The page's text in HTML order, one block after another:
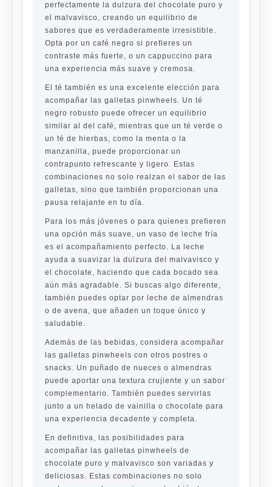
perfectamente la dulzura del chocolate puro y
el malvavisco, creando un equilibrio de
sabores que es verdaderamente irresistible.
Opta por un café negro si prefieres un
contraste más fuerte, o un cappuccino para
una experiencia más suave y cremosa.
El té también es una excelente elección para
acompañar las galletas pinwheels. Un té
negro robusto puede ofrecer un equilibrio
similar al del café, mientras que un té verde o
un té de hierbas, como la menta o la
manzanilla, puede proporcionar un
contrapunto refrescante y ligero. Estas
combinaciones no solo realzan el sabor de las
galletas, sino que también proporcionan una
pausa relajante en tu día.
Para los más jóvenes o para quienes prefieren
una opción más suave, un vaso de leche fría
es el acompañamiento perfecto. La leche
ayuda a suavizar la dulzura del malvavisco y
el chocolate, haciendo que cada bocado sea
aún más agradable. Si buscas algo diferente,
también puedes optar por leche de almendras
o de avena, que añaden un toque único y
saludable.
Además de las bebidas, considera acompañar
las galletas pinwheels con otros postres o
snacks. Un puñado de nueces o almendras
puede aportar una textura crujiente y un sabor
complementario. También puedes servirlas
junto a un helado de vainilla o chocolate para
una experiencia decadente y completa.
En definitiva, las posibilidades para
acompañar las galletas pinwheels de
chocolate puro y malvavisco son variadas y
deliciosas. Estas combinaciones no solo